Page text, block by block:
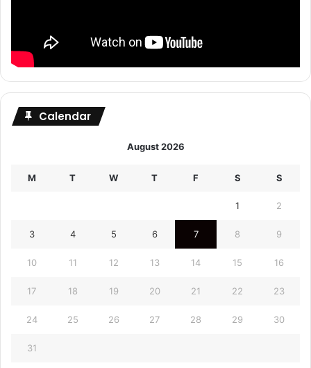
Calendar
August 2026
M T W T F S S
1 2
3 4 5 6 7 8 9
10 11 12 13 14 15 16
17 18 19 20 21 22 23
24 25 26 27 28 29 30
31